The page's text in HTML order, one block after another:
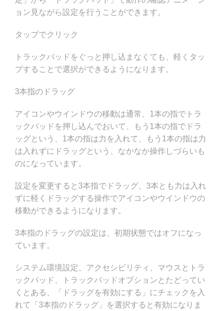
ョン見ながら設定を行うことができます。
タップでクリック
トラックパッドをぐっと押し込まなくても、軽くタッ
プすることで選択ができるようになります。
3本指のドラッグ
アイコンやウインドウの移動は通常、1本の指でトラ
ックパッドを押し込んでおいて、もう1本の指でドラ
ッグという、1本の指は力を入れて、もう1本の指は力
は入れずにドラッグという、なかなか操作しづらいも
のになっています。
設定を変更すると3本指でドラッグ、3本とも力は入れ
ずに軽くドラッグする操作でアイコンやウインドウの
移動ができるようになります。
3本指のドラッグの設定は、初期状態ではオフになっ
ています。
システム環境設定、アクセシビリティ、マウスとトラ
ックパッド、トラックパッドオプションとたどってい
くとある、「ドラッグを有効にする」にチェックを入
れて「3本指のドラッグ」を選択すると有効になりま